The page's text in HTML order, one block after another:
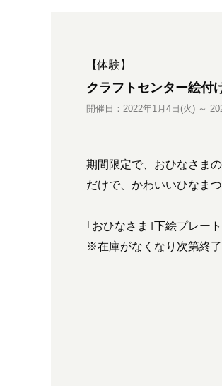
【体験】
クラフトセンター絵
開催日：2022年1月4日(火) ～
期間限定で、おひなさま
だけで、かわいいひなま
｢おひなさま｣下絵プレー
※在庫がなくなり次第終了